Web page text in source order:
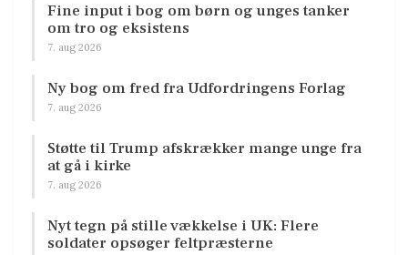
Fine input i bog om børn og unges tanker
om tro og eksistens
7. aug 2026
Ny bog om fred fra Udfordringens Forlag
7. aug 2026
Støtte til Trump afskrækker mange unge fra
at gå i kirke
7. aug 2026
Nyt tegn på stille vækkelse i UK: Flere
soldater opsøger feltpræsterne